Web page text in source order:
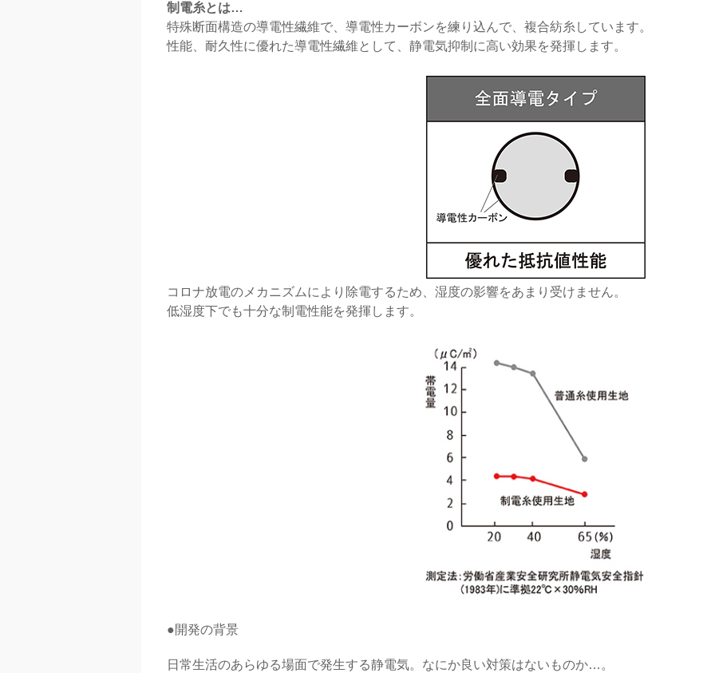
制電糸とは…
特殊断面構造の導電性繊維で、導電性カーボンを練り込んで、複合紡糸しています。
性能、耐久性に優れた導電性繊維として、静電気抑制に高い効果を発揮します。
コロナ放電のメカニズムにより除電するため、湿度の影響をあまり受けません。
低湿度下でも十分な制電性能を発揮します。
●開発の背景
日常生活のあらゆる場面で発生する静電気。なにか良い対策はないものか…。